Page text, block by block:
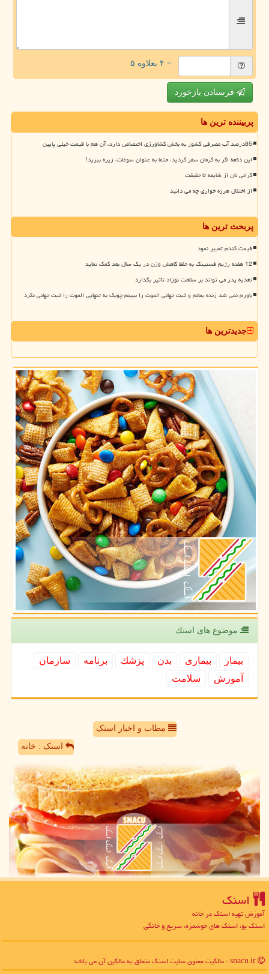
= ۴ بعلاوه ۵
فرستادن بازخورد
پربیننده ترین ها
85درصد آب مصرفی کشور به بخش کشاورزی اختصاص دارد، آن هم با قیمت خیلی پایین
این دفعه اگر به کرمان سفر کردید، حتما به عنوان سوغات، زیره ببرید!
گرانی نان از شایعه تا حقیقت
از اختلال هرزه خواری چه می دانید
پربحث ترین ها
قیمت گندم تغییر نمود
12 هفته رژیم فستینگ به حفظ کاهش وزن در یک سال بعد کمک نماید
تغذیه پدر می تواند بر سلامت نوزاد تأثیر بگذارد
باورم نمی شد زنده بمانم و ثبت جهانی الموت را ببینم چوبک به تنهایی الموت را ثبت جهانی نکرد
جدیدترین ها
موضوع های اسنك
بیمار بیماری بدن پزشك برنامه
سازمان
آموزش
سلامت
مطاب و اخبار اسنک
اسنک : خانه
اسنك
آموزش تهیه اسنک در خانه
اسنک یو، اسنک های خوشمزه، سریع و خانگی